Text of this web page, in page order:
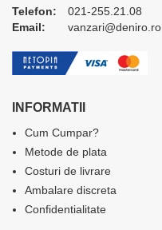
Telefon:
021-255.21.08
Email:
vanzari@deniro.ro
INFORMATII
Cum Cumpar?
Metode de plata
Costuri de livrare
Ambalare discreta
Confidentialitate